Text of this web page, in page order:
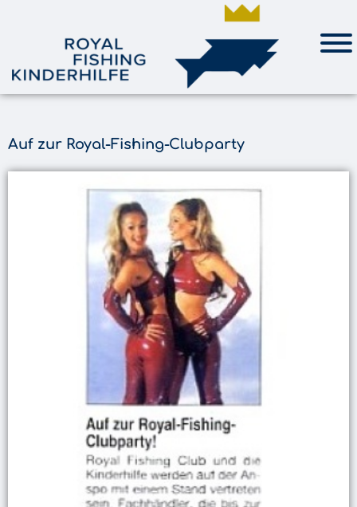
Auf zur Royal-Fishing-Clubparty